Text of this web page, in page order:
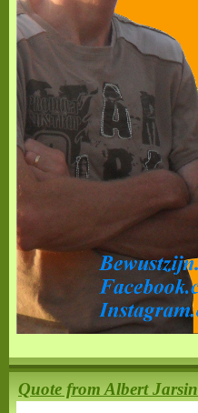
Quote from Albert Jarsin